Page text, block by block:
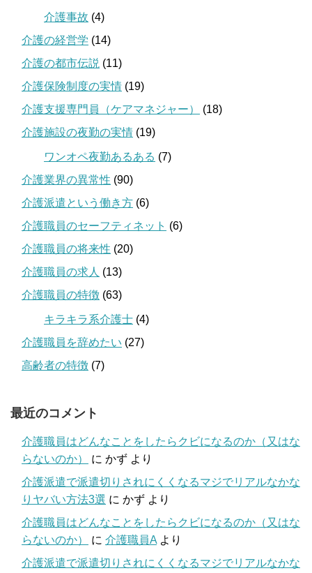
介護事故 (4)
介護の経営学 (14)
介護の都市伝説 (11)
介護保険制度の実情 (19)
介護支援専門員（ケアマネジャー）
(18)
介護施設の夜勤の実情 (19)
ワンオペ夜勤あるある (7)
介護業界の異常性 (90)
介護派遣という働き方 (6)
介護職員のセーフティネット (6)
介護職員の将来性 (20)
介護職員の求人 (13)
介護職員の特徴 (63)
キラキラ系介護士 (4)
介護職員を辞めたい (27)
高齢者の特徴 (7)
最近のコメント
介護職員はどんなことをしたらクビになるのか（又はな
らないのか）
に かず より
介護派遣で派遣切りされにくくなるマジでリアルなかな
りヤバい方法3選 に かず より
介護職員はどんなことをしたらクビになるのか（又はな
らないのか）
に 介護職員A より
介護派遣で派遣切りされにくくなるマジでリアルなかな